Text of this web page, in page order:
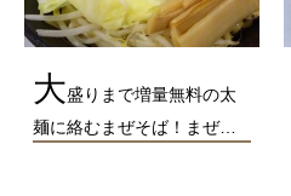
大盛りまで増量無料の太
麺に絡むまぜそば！まぜ…